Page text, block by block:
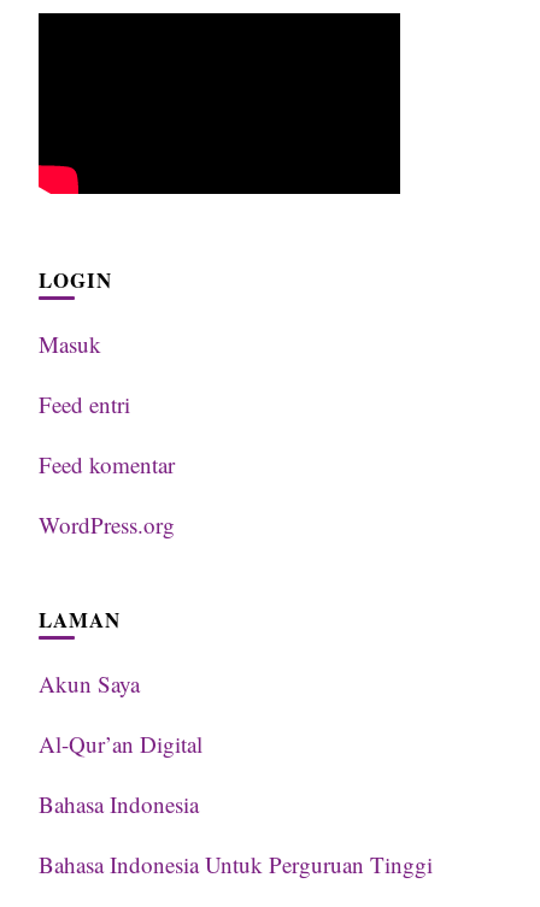
LOGIN
Masuk
Feed entri
Feed komentar
WordPress.org
LAMAN
Akun Saya
Al-Qur’an Digital
Bahasa Indonesia
Bahasa Indonesia Untuk Perguruan Tinggi